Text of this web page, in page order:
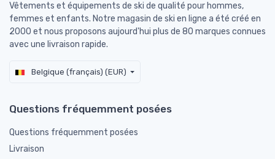
Vêtements et équipements de ski de qualité pour hommes,
femmes et enfants. Notre magasin de ski en ligne a été créé en
2000 et nous proposons aujourd'hui plus de 80 marques connues
avec une livraison rapide.
Belgique (français) (EUR)
Questions fréquemment posées
Questions fréquemment posées
Livraison